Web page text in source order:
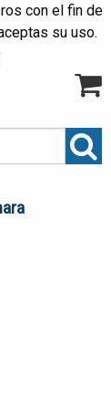
con el fin de
su uso.